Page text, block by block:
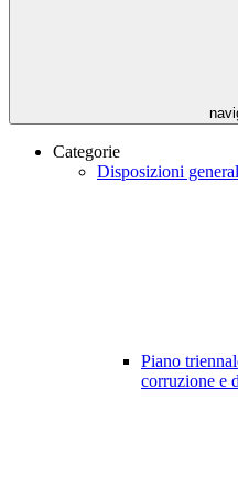
Categorie
Disposizioni
Piano
corruzione e